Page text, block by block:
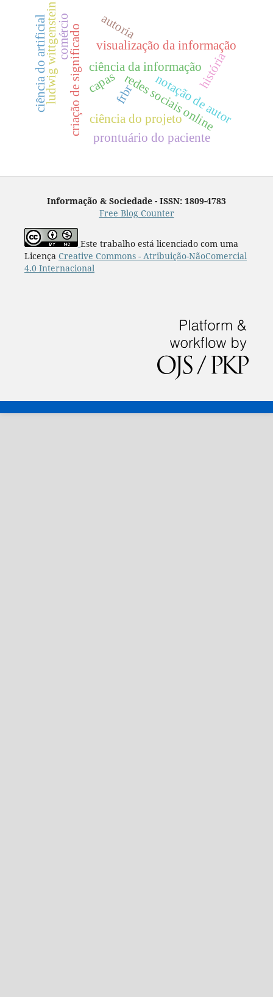
ciência da informação
redes sociais online
visualização da informação
criação de significado capasfrbr
comércio autoria
ludwig wittgenstein
ciência do artificial
ciência do projeto
história
notação de autor
prontuário do paciente
Informação & Sociedade - ISSN: 1809-4783
Free Blog Counter
Este trabalho está licenciado com uma
Licença Creative Commons - Atribuição-NãoComercial
4.0 Internacional